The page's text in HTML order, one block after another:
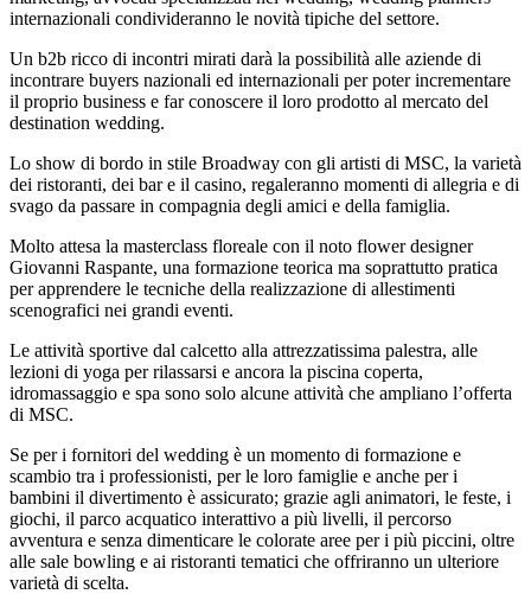
internazionali condivideranno le novità tipiche del settore.
Un b2b ricco di incontri mirati darà la possibilità alle aziende di
incontrare buyers nazionali ed internazionali per poter incrementare
il proprio business e far conoscere il loro prodotto al mercato del
destination wedding.
Lo show di bordo in stile Broadway con gli artisti di MSC, la varietà
dei ristoranti, dei bar e il casino, regaleranno momenti di allegria e di
svago da passare in compagnia degli amici e della famiglia.
Molto attesa la masterclass floreale con il noto flower designer
Giovanni Raspante, una formazione teorica ma soprattutto pratica
per apprendere le tecniche della realizzazione di allestimenti
scenografici nei grandi eventi.
Le attività sportive dal calcetto alla attrezzatissima palestra, alle
lezioni di yoga per rilassarsi e ancora la piscina coperta,
idromassaggio e spa sono solo alcune attività che ampliano l’offerta
di MSC.
Se per i fornitori del wedding è un momento di formazione e
scambio tra i professionisti, per le loro famiglie e anche per i
bambini il divertimento è assicurato; grazie agli animatori, le feste, i
giochi, il parco acquatico interattivo a più livelli, il percorso
avventura e senza dimenticare le colorate aree per i più piccini, oltre
alle sale bowling e ai ristoranti tematici che offriranno un ulteriore
varietà di scelta.